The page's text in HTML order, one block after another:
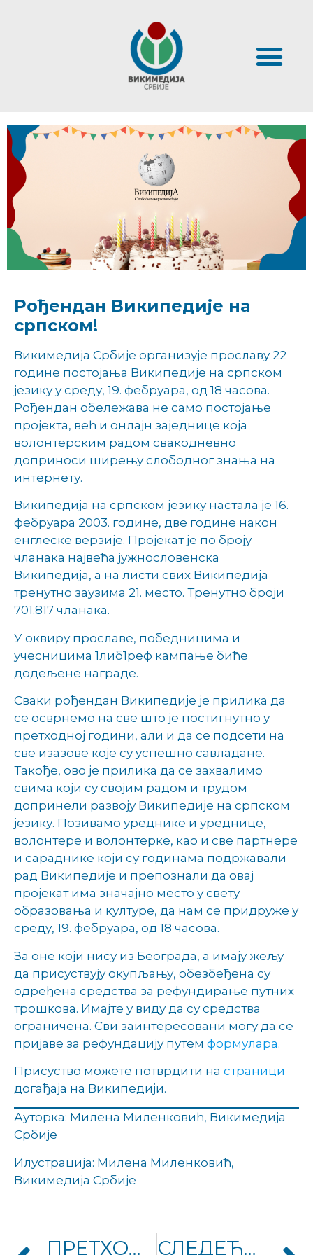
Рођендан Википедије на
српском!
Викимедија Србије организује прославу 22
године постојања Википедије на српском
језику у среду, 19. фебруара, од 18 часова.
Рођендан обележава не само постојање
пројекта, већ и онлајн заједнице која
волонтерским радом свакодневно
доприноси ширењу слободног знања на
интернету.
Википедија на српском језику настала је 16.
фебруара 2003. године, две године након
енглеске верзије. Пројекат је по броју
чланака највећа јужнословенска
Википедија, а на листи свих Википедија
тренутно заузима 21. место. Тренутно броји
701.817 чланака.
У оквиру прославе, победницима и
учесницима 1либ1реф кампање биће
додељене награде.
Сваки рођендан Википедије је прилика да
се осврнемо на све што је постигнутно у
претходној години, али и да се подсети на
све изазове које су успешно савладане.
Такође, ово је прилика да се захвалимо
свима који су својим радом и трудом
допринели развоју Википедије на српском
језику. Позивамо уреднике и уреднице,
волонтере и волонтерке, као и све партнере
и сараднике који су годинама подржавали
рад Википедије и препознали да овај
пројекат има значајно место у свету
образовања и културе, да нам се придруже у
среду, 19. фебруара, од 18 часова.
За оне који нису из Београда, а имају жељу
да присуствују окупљању, обезбеђена су
одређена средства за рефундирање путних
трошкова. Имајте у виду да су средства
ограничена. Сви заинтересовани могу да се
пријаве за рефундацију путем формулара.
Присуство можете потврдити на страници
догађаја на Википедији.
Ауторка: Милена Миленковић, Викимедија
Србије
Илустрација: Милена Миленковић,
Викимедија Србије
ПРЕТХОДНИ ЧЛАНАК СЛЕДЕЋИ ЧЛАНАК